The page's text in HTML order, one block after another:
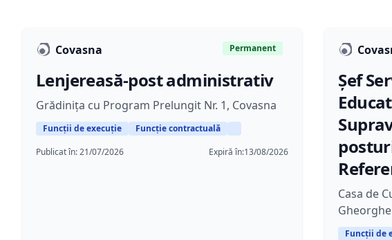
Covasna Permanent
Lenjereasă-post administrativ
Grădinița cu Program Prelungit Nr. 1, Covasna
Funcții de execuție
Funcție contractuală
Publicat în:21/07/2026 Expiră în:13/08/2026
Șef
Casa de
Gheorghe
Funcții de